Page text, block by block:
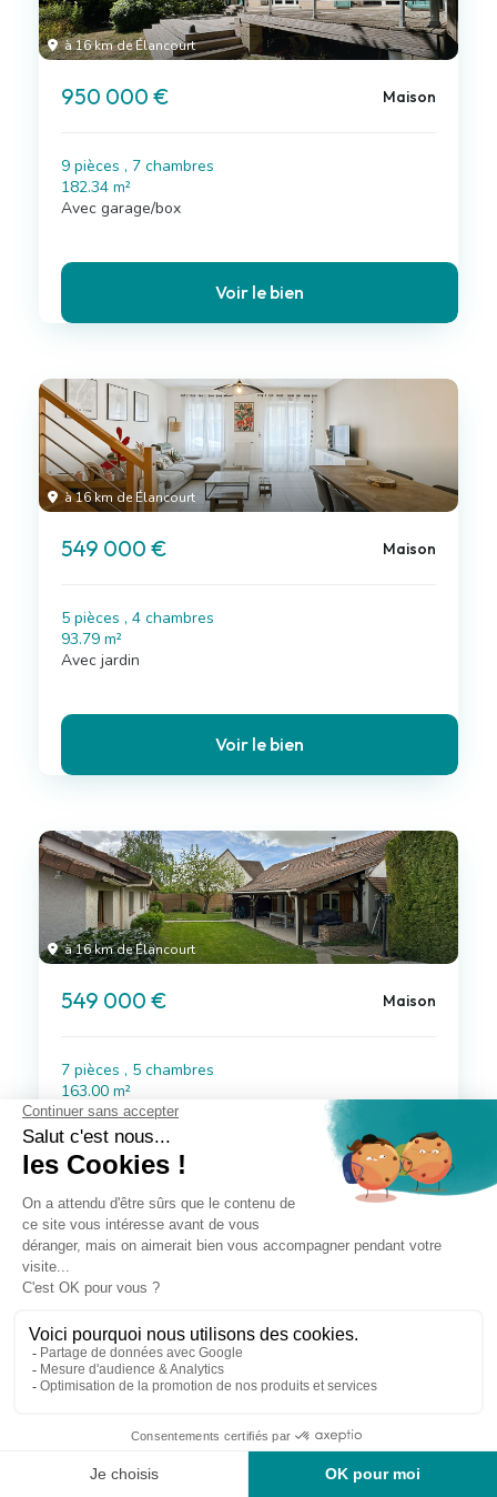
à 16 km de Élancourt
950 000 € Maison
9 pièces , 7 chambres
182.34 m²
Avec garage/box
Voir le bien
à 16 km de Élancourt
549 000 € Maison
5 pièces , 4 chambres
93.79 m²
Avec jardin
Voir le bien
à 16 km de Élancourt
549 000 € Maison
7 pièces , 5 chambres
163.00 m²
Avec jardin, garage/box
Voir le bien
Maison